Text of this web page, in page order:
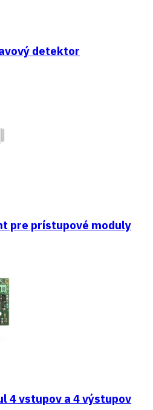
detektor
pre prístupové moduly
4 vstupov a 4 výstupov